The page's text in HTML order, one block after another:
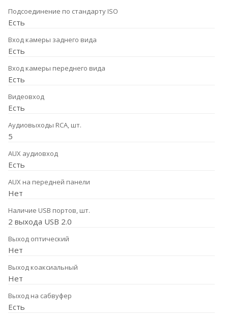
Подсоединение по стандарту ISO
Есть
Вход камеры заднего вида
Есть
Вход камеры переднего вида
Есть
Видеовход
Есть
Аудиовыходы RCA, шт.
5
AUX аудиовход
Есть
AUX на передней панели
Нет
Наличие USB портов, шт.
2 выхода USB 2.0
Выход оптический
Нет
Выход коаксиальный
Нет
Выход на сабвуфер
Есть